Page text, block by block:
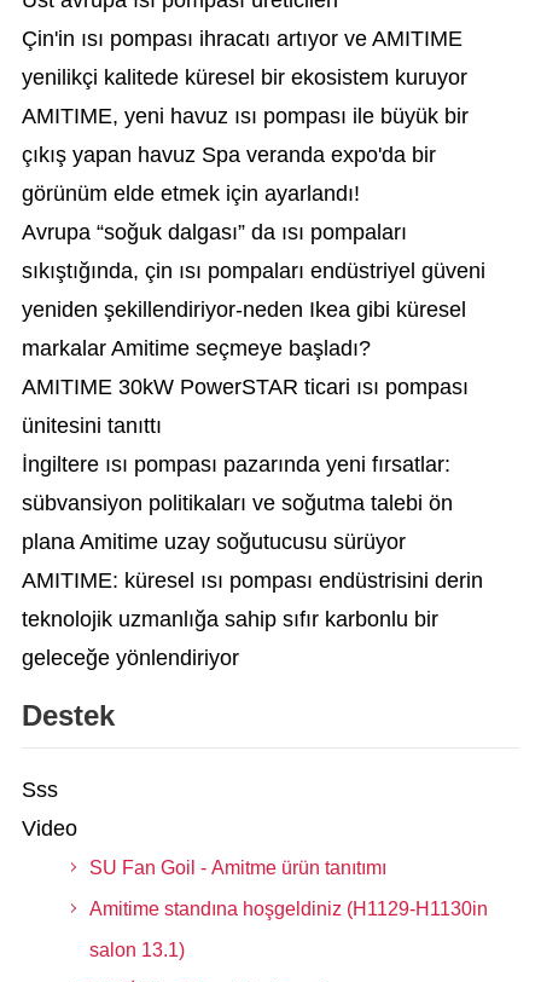
Çin'in ısı pompası ihracatı artıyor ve AMITIME
yenilikçi kalitede küresel bir ekosistem kuruyor
AMITIME, yeni havuz ısı pompası ile büyük bir
çıkış yapan havuz Spa veranda expo'da bir
görünüm elde etmek için ayarlandı!
Avrupa “soğuk dalgası” da ısı pompaları
sıkıştığında, çin ısı pompaları endüstriyel güveni
yeniden şekillendiriyor-neden Ikea gibi küresel
markalar Amitime seçmeye başladı?
AMITIME 30kW PowerSTAR ticari ısı pompası
ünitesini tanıttı
İngiltere ısı pompası pazarında yeni fırsatlar:
sübvansiyon politikaları ve soğutma talebi ön
plana Amitime uzay soğutucusu sürüyor
AMITIME: küresel ısı pompası endüstrisini derin
teknolojik uzmanlığa sahip sıfır karbonlu bir
geleceğe yönlendiriyor
Destek
Sss
Video
SU Fan Goil - Amitme ürün tanıtımı
Amitime standına hoşgeldiniz (H1129-H1130in
salon 13.1)